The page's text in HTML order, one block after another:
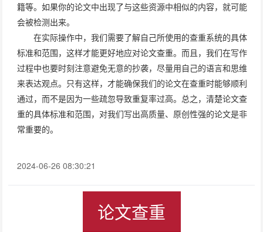
籍等。如果你的论文中出现了与这些资源中相似的内容，就可能
会被检测出来。
在实际操作中，我们需要了解自己所使用的查重系统的具体
标准和范围，这样才能更好地应对论文查重。而且，我们在写作
过程中也要时刻注意避免无意的抄袭，尽量用自己的语言和思维
来表达观点。只有这样，才能确保我们的论文在查重时能够顺利
通过，而不是因为一些疏忽导致重复率过高。总之，清楚论文查
重的具体标准和范围，对我们写出高质量、原创性强的论文是非
常重要的。
2024-06-26 08:30:21
论文查重